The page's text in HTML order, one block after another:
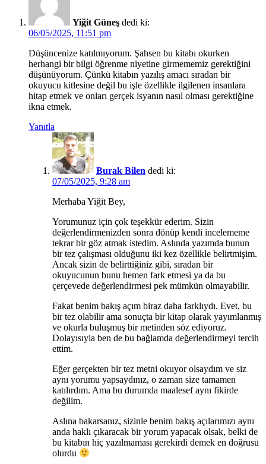
Yiğit Güneş dedi ki:
06/05/2025, 11:51 pm
Düşüncenize katılmıyorum. Şahsen bu kitabı okurken
herhangi bir bilgi öğrenme niyetine girmememiz gerektiğini
düşünüyorum. Çünkü kitabın yazılış amacı sıradan bir
okuyucu kitlesine değil bu işle özellikle ilgilenen insanlara
hitap etmek ve onları gerçek isyanın nasıl olması gerektiğine
ikna etmek.
Yanıtla
Burak Bilen dedi ki:
07/05/2025, 9:28 am
Merhaba Yiğit Bey,
Yorumunuz için çok teşekkür ederim. Sizin
değerlendirmenizden sonra dönüp kendi incelememe
tekrar bir göz atmak istedim. Aslında yazımda bunun
bir tez çalışması olduğunu iki kez özellikle belirtmişim.
Ancak sizin de belirttiğiniz gibi, sıradan bir
okuyucunun bunu hemen fark etmesi ya da bu
çerçevede değerlendirmesi pek mümkün olmayabilir.
Fakat benim bakış açım biraz daha farklıydı. Evet, bu
bir tez olabilir ama sonuçta bir kitap olarak yayımlanmış
ve okurla buluşmuş bir metinden söz ediyoruz.
Dolayısıyla ben de bu bağlamda değerlendirmeyi tercih
ettim.
Eğer gerçekten bir tez metni okuyor olsaydım ve siz
aynı yorumu yapsaydınız, o zaman size tamamen
katılırdım. Ama bu durumda maalesef aynı fikirde
değilim.
Aslına bakarsanız, sizinle benim bakış açılarımızı aynı
anda haklı çıkaracak bir yorum yapacak olsak, belki de
bu kitabın hiç yazılmaması gerekirdi demek en doğrusu
olurdu